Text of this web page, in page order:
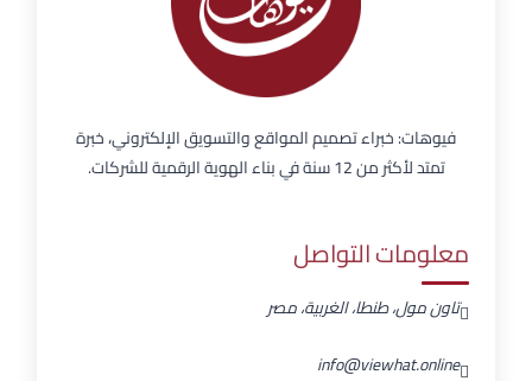
فيوهات: خبراء تصميم المواقع والتسويق الإلكتروني، خبرة
تمتد لأكثر من 12 سنة في بناء الهوية الرقمية للشركات.
معلومات التواصل
تاون مول، طنطا، الغربية، مصر
info@viewhat.online